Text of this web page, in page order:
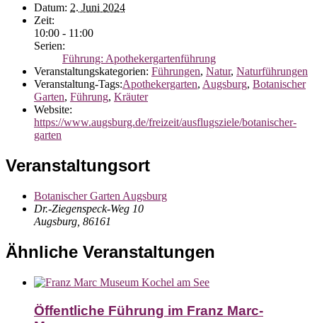
Datum: 2. Juni 2024
Zeit:
10:00 - 11:00
Serien:
Führung: Apothekergartenführung
Veranstaltungskategorien: Führungen, Natur, Naturführungen
Veranstaltung-Tags:Apothekergarten, Augsburg, Botanischer
Garten, Führung, Kräuter
Website:
https://www.augsburg.de/freizeit/ausflugsziele/botanischer-
garten
Veranstaltungsort
Botanischer Garten Augsburg
Dr.-Ziegenspeck-Weg 10
Augsburg 86161
Ähnliche Veranstaltungen
Öffentliche Führung im Franz Marc-